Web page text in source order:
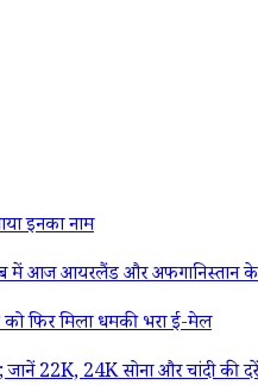
इनका नाम
और अफगानिस्तान के बीच
फिर मिला धमकी भरा ई-मेल
22K, 24K सोना और चांदी की दरें